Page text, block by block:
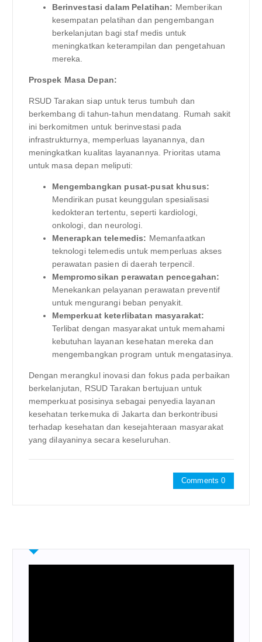
Berinvestasi dalam Pelatihan: Memberikan
kesempatan pelatihan dan pengembangan
berkelanjutan bagi staf medis untuk
meningkatkan keterampilan dan pengetahuan
mereka.
Prospek Masa Depan:
RSUD Tarakan siap untuk terus tumbuh dan
berkembang di tahun-tahun mendatang. Rumah sakit
ini berkomitmen untuk berinvestasi pada
infrastrukturnya, memperluas layanannya, dan
meningkatkan kualitas layanannya. Prioritas utama
untuk masa depan meliputi:
Mengembangkan pusat-pusat khusus:
Mendirikan pusat keunggulan spesialisasi
kedokteran tertentu, seperti kardiologi,
onkologi, dan neurologi.
Menerapkan telemedis: Memanfaatkan
teknologi telemedis untuk memperluas akses
perawatan pasien di daerah terpencil.
Mempromosikan perawatan pencegahan:
Menekankan pelayanan perawatan preventif
untuk mengurangi beban penyakit.
Memperkuat keterlibatan masyarakat:
Terlibat dengan masyarakat untuk memahami
kebutuhan layanan kesehatan mereka dan
mengembangkan program untuk mengatasinya.
Dengan merangkul inovasi dan fokus pada perbaikan
berkelanjutan, RSUD Tarakan bertujuan untuk
memperkuat posisinya sebagai penyedia layanan
kesehatan terkemuka di Jakarta dan berkontribusi
terhadap kesehatan dan kesejahteraan masyarakat
yang dilayaninya secara keseluruhan.
Comments 0